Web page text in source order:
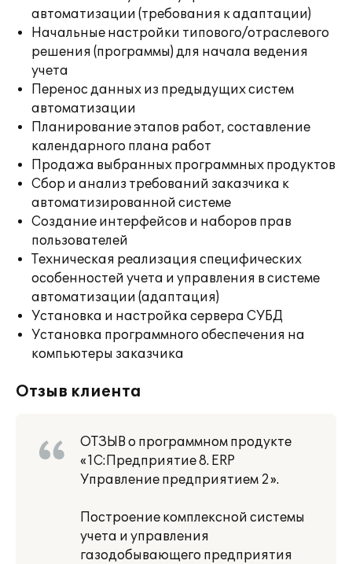
автоматизации (требования к адаптации)
Начальные настройки типового/отраслевого
решения (программы) для начала ведения
учета
Перенос данных из предыдущих систем
автоматизации
Планирование этапов работ, составление
календарного плана работ
Продажа выбранных программных продуктов
Сбор и анализ требований заказчика к
автоматизированной системе
Создание интерфейсов и наборов прав
пользователей
Техническая реализация специфических
особенностей учета и управления в системе
автоматизации (адаптация)
Установка и настройка сервера СУБД
Установка программного обеспечения на
компьютеры заказчика
Отзыв клиента
ОТЗЫВ о программном продукте
«1С:Предприятие 8. ERP
Управление предприятием 2».
Построение комплексной системы
учета и управления
газодобывающего предприятия